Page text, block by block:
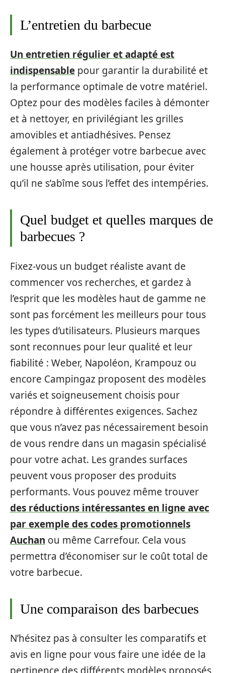
L’entretien du barbecue
Un entretien régulier et adapté est
indispensable pour garantir la durabilité et
la performance optimale de votre matériel.
Optez pour des modèles faciles à démonter
et à nettoyer, en privilégiant les grilles
amovibles et antiadhésives. Pensez
également à protéger votre barbecue avec
une housse après utilisation, pour éviter
qu’il ne s’abîme sous l’effet des intempéries.
Quel budget et quelles marques de
barbecues ?
Fixez-vous un budget réaliste avant de
commencer vos recherches, et gardez à
l’esprit que les modèles haut de gamme ne
sont pas forcément les meilleurs pour tous
les types d’utilisateurs. Plusieurs marques
sont reconnues pour leur qualité et leur
fiabilité : Weber, Napoléon, Krampouz ou
encore Campingaz proposent des modèles
variés et soigneusement choisis pour
répondre à différentes exigences. Sachez
que vous n’avez pas nécessairement besoin
de vous rendre dans un magasin spécialisé
pour votre achat. Les grandes surfaces
peuvent vous proposer des produits
performants. Vous pouvez même trouver
des réductions intéressantes en ligne avec
par exemple des codes promotionnels
Auchan ou même Carrefour. Cela vous
permettra d’économiser sur le coût total de
votre barbecue.
Une comparaison des barbecues
N’hésitez pas à consulter les comparatifs et
avis en ligne pour vous faire une idée de la